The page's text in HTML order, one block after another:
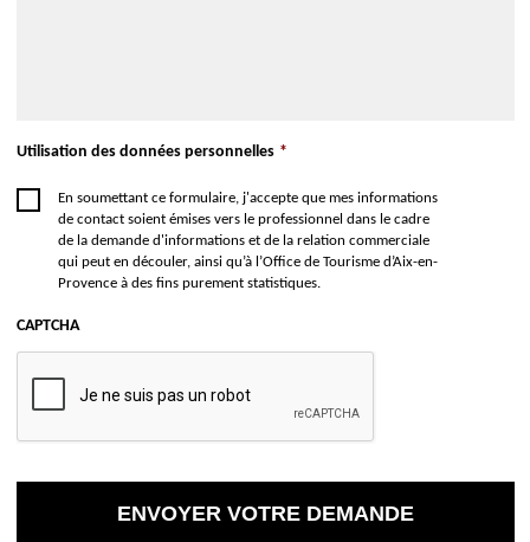
Utilisation des données personnelles *
En soumettant ce formulaire, j'accepte que mes informations
de contact soient émises vers le professionnel dans le cadre
de la demande d'informations et de la relation commerciale
qui peut en découler, ainsi qu’à l’Office de Tourisme d’Aix-en-
Provence à des fins purement statistiques.
CAPTCHA